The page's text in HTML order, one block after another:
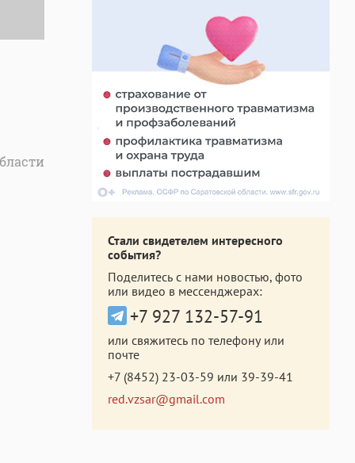
Стали свидетелем интересного
события?
Поделитесь с нами новостью, фото
или видео в мессенджерах:
+7 927 132-57-91
или свяжитесь по телефону или
почте
+7 (8452) 23-03-59 или 39-39-41
red.vzsar@gmail.com